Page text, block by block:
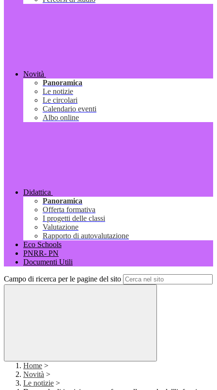
Novità
Panoramica
Le notizie
Le circolari
Calendario eventi
Albo online
Didattica
Panoramica
Offerta formativa
I progetti delle classi
Valutazione
Rapporto di autovalutazione
Eco Schools
PNRR- PN
Documenti Utili
Campo di ricerca per le pagine del sito
Home >
Novità >
Le notizie >